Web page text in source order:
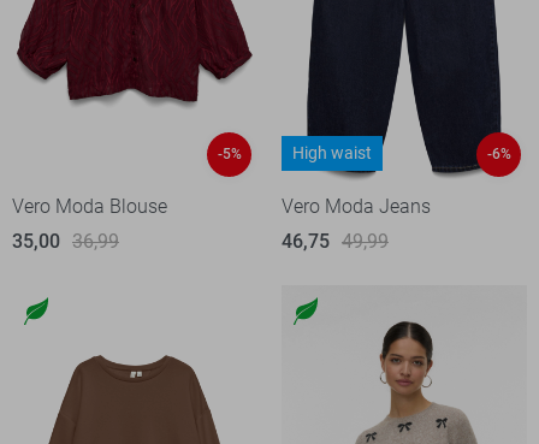
-5%
Vero Moda Blouse
35,00 36,99
High waist -6%
Vero Moda Jeans
46,75 49,99